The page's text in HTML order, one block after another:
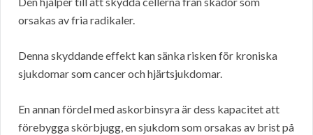
orsakas av fria radikaler.
Denna skyddande effekt kan sänka risken för kroniska
sjukdomar som cancer och hjärtsjukdomar.
En annan fördel med askorbinsyra är dess kapacitet att
förebygga skörbjugg, en sjukdom som orsakas av brist på